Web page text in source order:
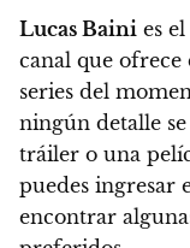
Lucas Baini es
canal que ofrece
series del
ningún detalle
tráiler o una
puedes ingresar
encontrar